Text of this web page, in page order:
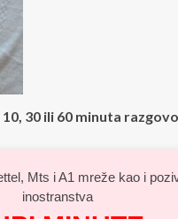
30 ili 60 minuta
Mts i A1 mreže kao i
inostranstva